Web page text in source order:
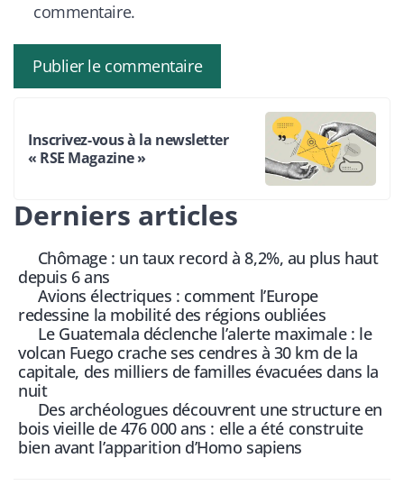
commentaire.
Inscrivez-vous à la newsletter
« RSE Magazine »
Derniers articles
Chômage : un taux record à 8,2%, au plus haut
depuis 6 ans
Avions électriques : comment l’Europe
redessine la mobilité des régions oubliées
Le Guatemala déclenche l’alerte maximale : le
volcan Fuego crache ses cendres à 30 km de la
capitale, des milliers de familles évacuées dans la
nuit
Des archéologues découvrent une structure en
bois vieille de 476 000 ans : elle a été construite
bien avant l’apparition d’Homo sapiens